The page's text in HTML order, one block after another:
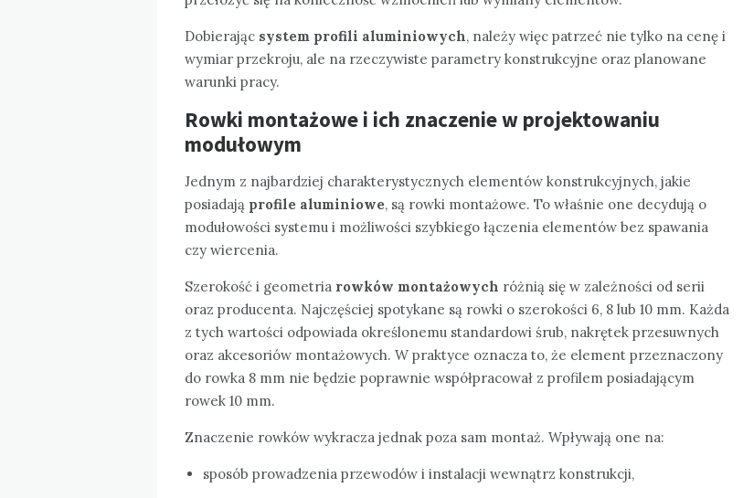
Dobierając system profili aluminiowych, należy więc patrzeć nie tylko na cenę i
wymiar przekroju, ale na rzeczywiste parametry konstrukcyjne oraz planowane
warunki pracy.
Rowki montażowe i ich znaczenie w projektowaniu
modułowym
Jednym z najbardziej charakterystycznych elementów konstrukcyjnych, jakie
posiadają profile aluminiowe, są rowki montażowe. To właśnie one decydują o
modułowości systemu i możliwości szybkiego łączenia elementów bez spawania
czy wiercenia.
Szerokość i geometria rowków montażowych różnią się w zależności od serii
oraz producenta. Najczęściej spotykane są rowki o szerokości 6, 8 lub 10 mm. Każda
z tych wartości odpowiada określonemu standardowi śrub, nakrętek przesuwnych
oraz akcesoriów montażowych. W praktyce oznacza to, że element przeznaczony
do rowka 8 mm nie będzie poprawnie współpracował z profilem posiadającym
rowek 10 mm.
Znaczenie rowków wykracza jednak poza sam montaż. Wpływają one na:
sposób prowadzenia przewodów i instalacji wewnątrz konstrukcji,